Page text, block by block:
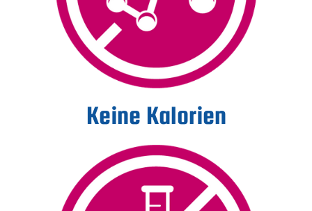
Keine Kalorien